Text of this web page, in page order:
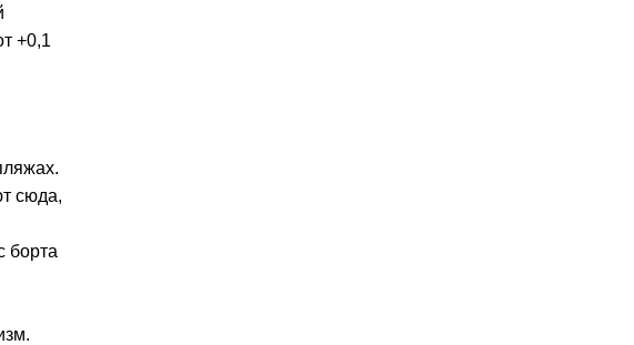
+0,1
сюда,
борта